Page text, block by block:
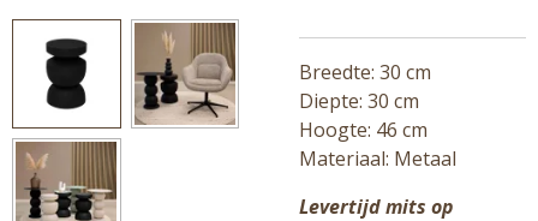
Breedte: 30 cm
Diepte: 30 cm
Hoogte: 46 cm
Materiaal: Metaal
Levertijd mits op